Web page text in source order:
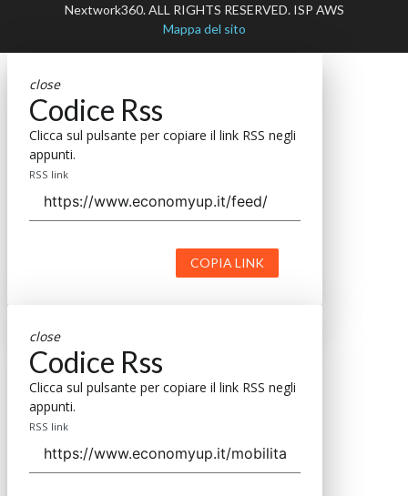
Nextwork360. ALL RIGHTS RESERVED. ISP AWS
Mappa del sito
close
Codice Rss
Clicca sul pulsante per copiare il link RSS negli
appunti.
RSS link
COPIA LINK
close
Codice Rss
Clicca sul pulsante per copiare il link RSS negli
appunti.
RSS link